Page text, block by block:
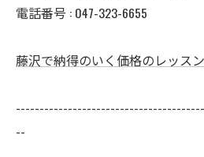
電話番号 : 047-323-6655
藤沢で納得のいく価格のレッスン
--